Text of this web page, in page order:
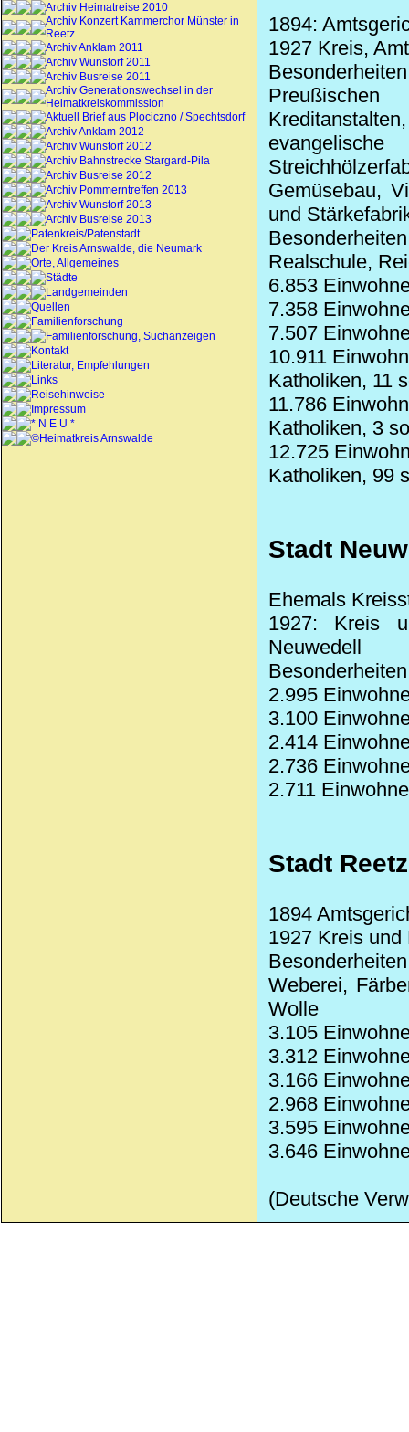
Archiv Heimatreise 2010
Archiv Konzert Kammerchor Münster in
Reetz
Archiv Anklam 2011
Archiv Wunstorf 2011
Archiv Busreise 2011
Archiv Generationswechsel in der
Heimatkreiskommission
Aktuell Brief aus Plociczno / Spechtsdorf
Archiv Anklam 2012
Archiv Wunstorf 2012
Archiv Bahnstrecke Stargard-Pila
Archiv Busreise 2012
Archiv Pommerntreffen 2013
Archiv Wunstorf 2013
Archiv Busreise 2013
Patenkreis/Patenstadt
Der Kreis Arnswalde, die Neumark
Orte, Allgemeines
Städte
Landgemeinden
Quellen
Familienforschung
Familienforschung, Suchanzeigen
Kontakt
Literatur, Empfehlungen
Links
Reisehinweise
Impressum
* N E U *
©Heimatkreis Arnswalde
1894:
1927 Kreis,
Gemüsebau,
und
Realschule,
6.853
7.358
7.507
10.911
Katholiken, 11
11.786
Katholiken, 3
12.725
Katholiken, 99
Stadt
Ehemals
1927: Kreis
Neuwedell
2.995
3.100
2.414
2.736
2.711
Stadt Reetz
1894
1927 Kreis
Weberei,
Wolle
3.105
3.312
3.166
2.968
3.595
3.646
(Deutsche